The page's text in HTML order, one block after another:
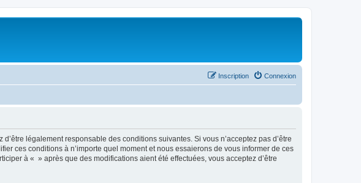
Connexion
Inscription
légalement responsable des conditions suivantes. Si vous n’acceptez pas d’être
ces conditions à n’importe quel moment et nous essaierons de vous informer de ces
à « » après que des modifications aient été effectuées, vous acceptez d’être